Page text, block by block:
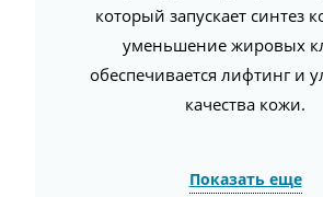
который запускает синтез
уменьшение жировых
обеспечивается лифтинг и
качества кожи.
Показать еще